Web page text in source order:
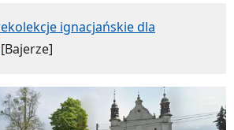
ignacjańskie dla
[Bajerze]